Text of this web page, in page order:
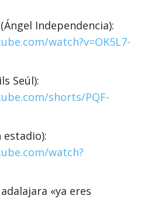
Independencia):
watch?v=OK5L7-
Seúl):
shorts/PQF-
estadio):
watch?
«ya eres